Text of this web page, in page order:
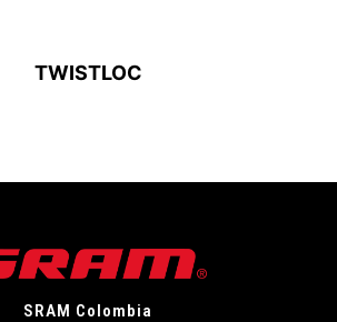
TWISTLOC
SRAM Colombia